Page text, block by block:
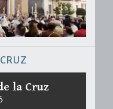
la Cruz